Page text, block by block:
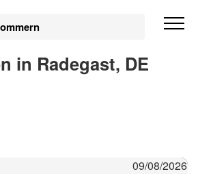
in Radegast, DE
09/08/2026